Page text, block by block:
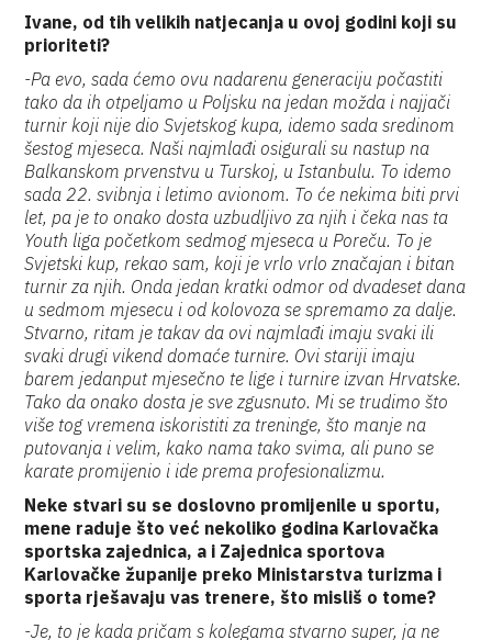
Ivane, od tih velikih natjecanja u ovoj godini koji su
prioriteti?
-Pa evo, sada ćemo ovu nadarenu generaciju počastiti
tako da ih otpeljamo u Poljsku na jedan možda i najjači
turnir koji nije dio Svjetskog kupa, idemo sada sredinom
šestog mjeseca. Naši najmlađi osigurali su nastup na
Balkanskom prvenstvu u Turskoj, u Istanbulu. To idemo
sada 22. svibnja i letimo avionom. To će nekima biti prvi
let, pa je to onako dosta uzbudljivo za njih i čeka nas ta
Youth liga početkom sedmog mjeseca u Poreču. To je
Svjetski kup, rekao sam, koji je vrlo vrlo značajan i bitan
turnir za njih. Onda jedan kratki odmor od dvadeset dana
u sedmom mjesecu i od kolovoza se spremamo za dalje.
Stvarno, ritam je takav da ovi najmlađi imaju svaki ili
svaki drugi vikend domaće turnire. Ovi stariji imaju
barem jedanput mjesečno te lige i turnire izvan Hrvatske.
Tako da onako dosta je sve zgusnuto. Mi se trudimo što
više tog vremena iskoristiti za treninge, što manje na
putovanja i velim, kako nama tako svima, ali puno se
karate promijenio i ide prema profesionalizmu.
Neke stvari su se doslovno promijenile u sportu,
mene raduje što već nekoliko godina Karlovačka
sportska zajednica, a i Zajednica sportova
Karlovačke županije preko Ministarstva turizma i
sporta rješavaju vas trenere, što misliš o tome?
-Je, to je kada pričam s kolegama stvarno super, ja ne